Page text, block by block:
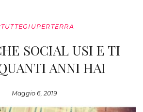
SOCIAL USI E TI
ANNI HAI
Maggio 6, 2019